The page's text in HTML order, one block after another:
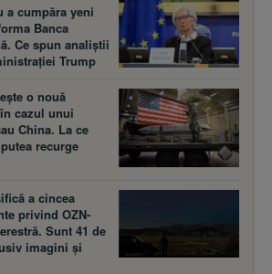
a cumpăra yeni
Banca
Ce spun analiștii
Trump
o nouă
cazul unui
China. La ce
recurge
a cincea
privind OZN-
Sunt 41 de
imagini și